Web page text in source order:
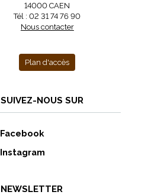
14000 CAEN
Tél : 02 31 74 76 90
Nous contacter
Plan d'accès
SUIVEZ-NOUS SUR
Facebook
Instagram
NEWSLETTER